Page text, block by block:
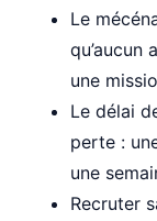
Le
qu’aucun
une
Le délai
perte :
une
Recruter